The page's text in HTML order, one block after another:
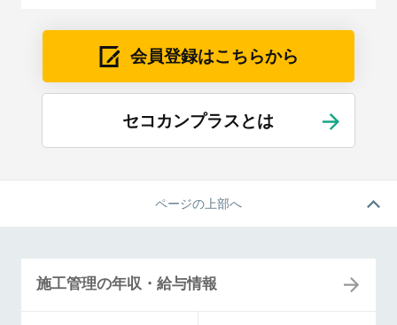
会員登録はこちらから
セコカンプラスとは
ページの上部へ
施工管理の年収・給与情報